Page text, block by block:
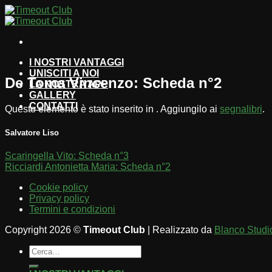
Salta
ai
I NOSTRI VANTAGGI
UNISCITI A NOI
LA NOSTRA APP
GALLERY
CONTATTI
De Toma Vincenzo: Scheda n°2
Questo elemento è stato inserito in . Aggiungilo ai segnalibri.
Salvatore Liso
Scaringella Vito: Scheda n°3
Ricciardi Antonietta Maria: Scheda n°2
Cookie policy
Privacy policy
Termini e condizioni
Copyright 2026 © Timeout Club | Realizzato da Blanco